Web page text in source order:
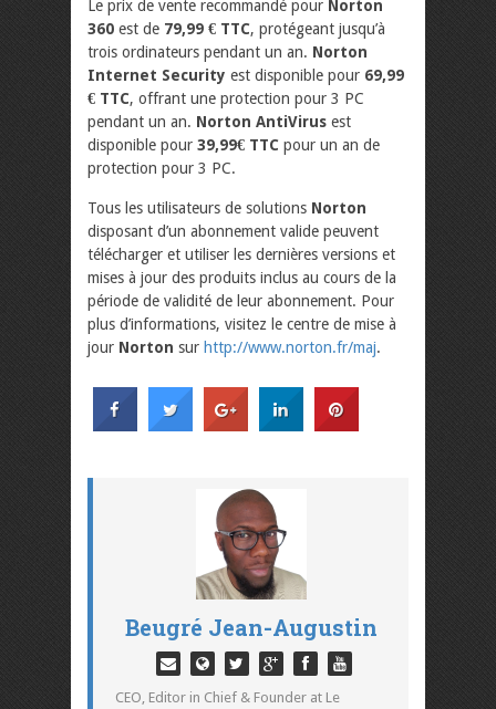
Le prix de vente recommandé pour Norton
360 est de 79,99 € TTC, protégeant jusqu’à
trois ordinateurs pendant un an. Norton
Internet Security est disponible pour 69,99
€ TTC, offrant une protection pour 3 PC
pendant un an. Norton AntiVirus est
disponible pour 39,99€ TTC pour un an de
protection pour 3 PC.
Tous les utilisateurs de solutions Norton
disposant d’un abonnement valide peuvent
télécharger et utiliser les dernières versions et
mises à jour des produits inclus au cours de la
période de validité de leur abonnement. Pour
plus d’informations, visitez le centre de mise à
jour Norton sur http://www.norton.fr/maj.
Beugré Jean-Augustin
CEO, Editor in Chief & Founder at Le